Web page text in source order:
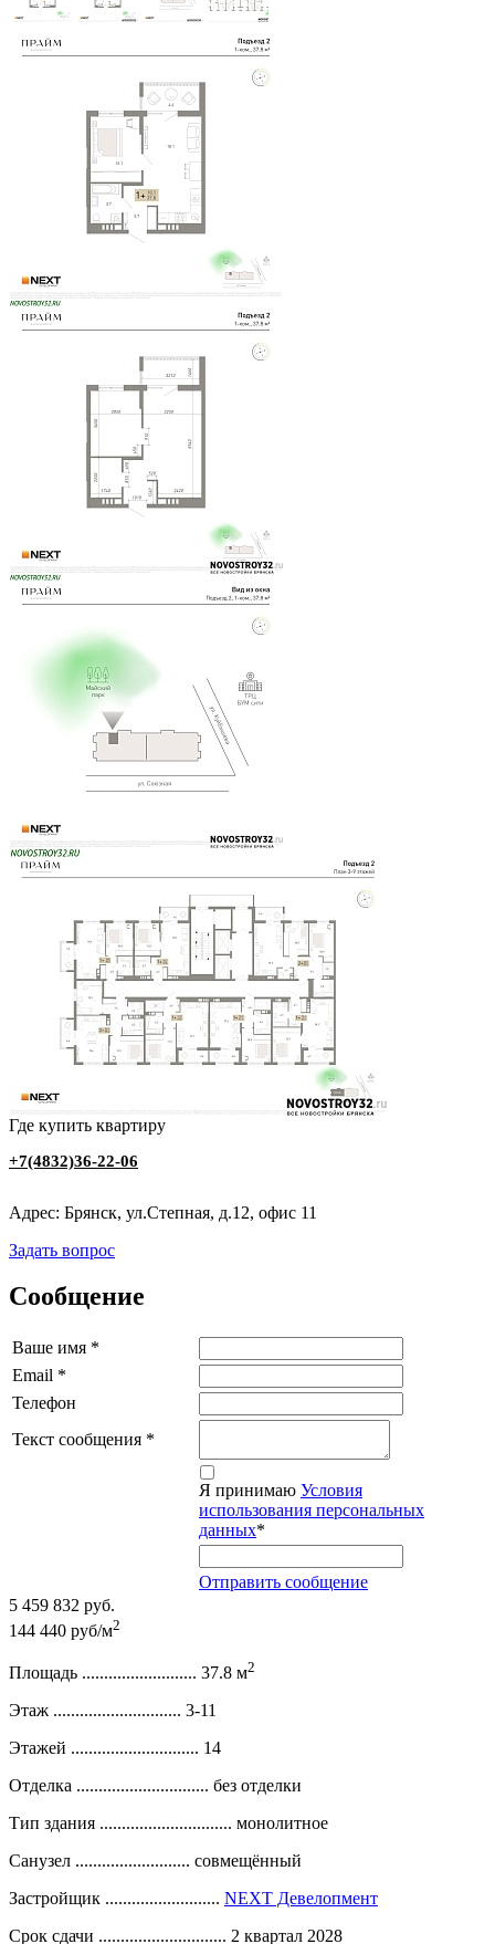
Где купить квартиру
+7(4832)36-22-06
Адрес: Брянск, ул.Степная, д.12, офис 11
Задать вопрос
Сообщение
Ваше имя *
Email *
Телефон
Текст сообщения *
Я принимаю Условия
использования персональных
данных*
Отправить сообщение
5 459 832 руб.
144 440 руб/м2
Площадь .......................... 37.8 м2
Этаж ............................. 3-11
Этажей ............................. 14
Отделка .............................. без отделки
Тип здания .............................. монолитное
Санузел .......................... совмещённый
Застройщик .......................... NEXT Девелопмент
Срок сдачи ............................. 2 квартал 2028